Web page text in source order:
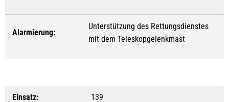
Alarmierung:
Unterstützung des Rettungsdienstes
mit dem Teleskopgelenkmast
Einsatz: 139